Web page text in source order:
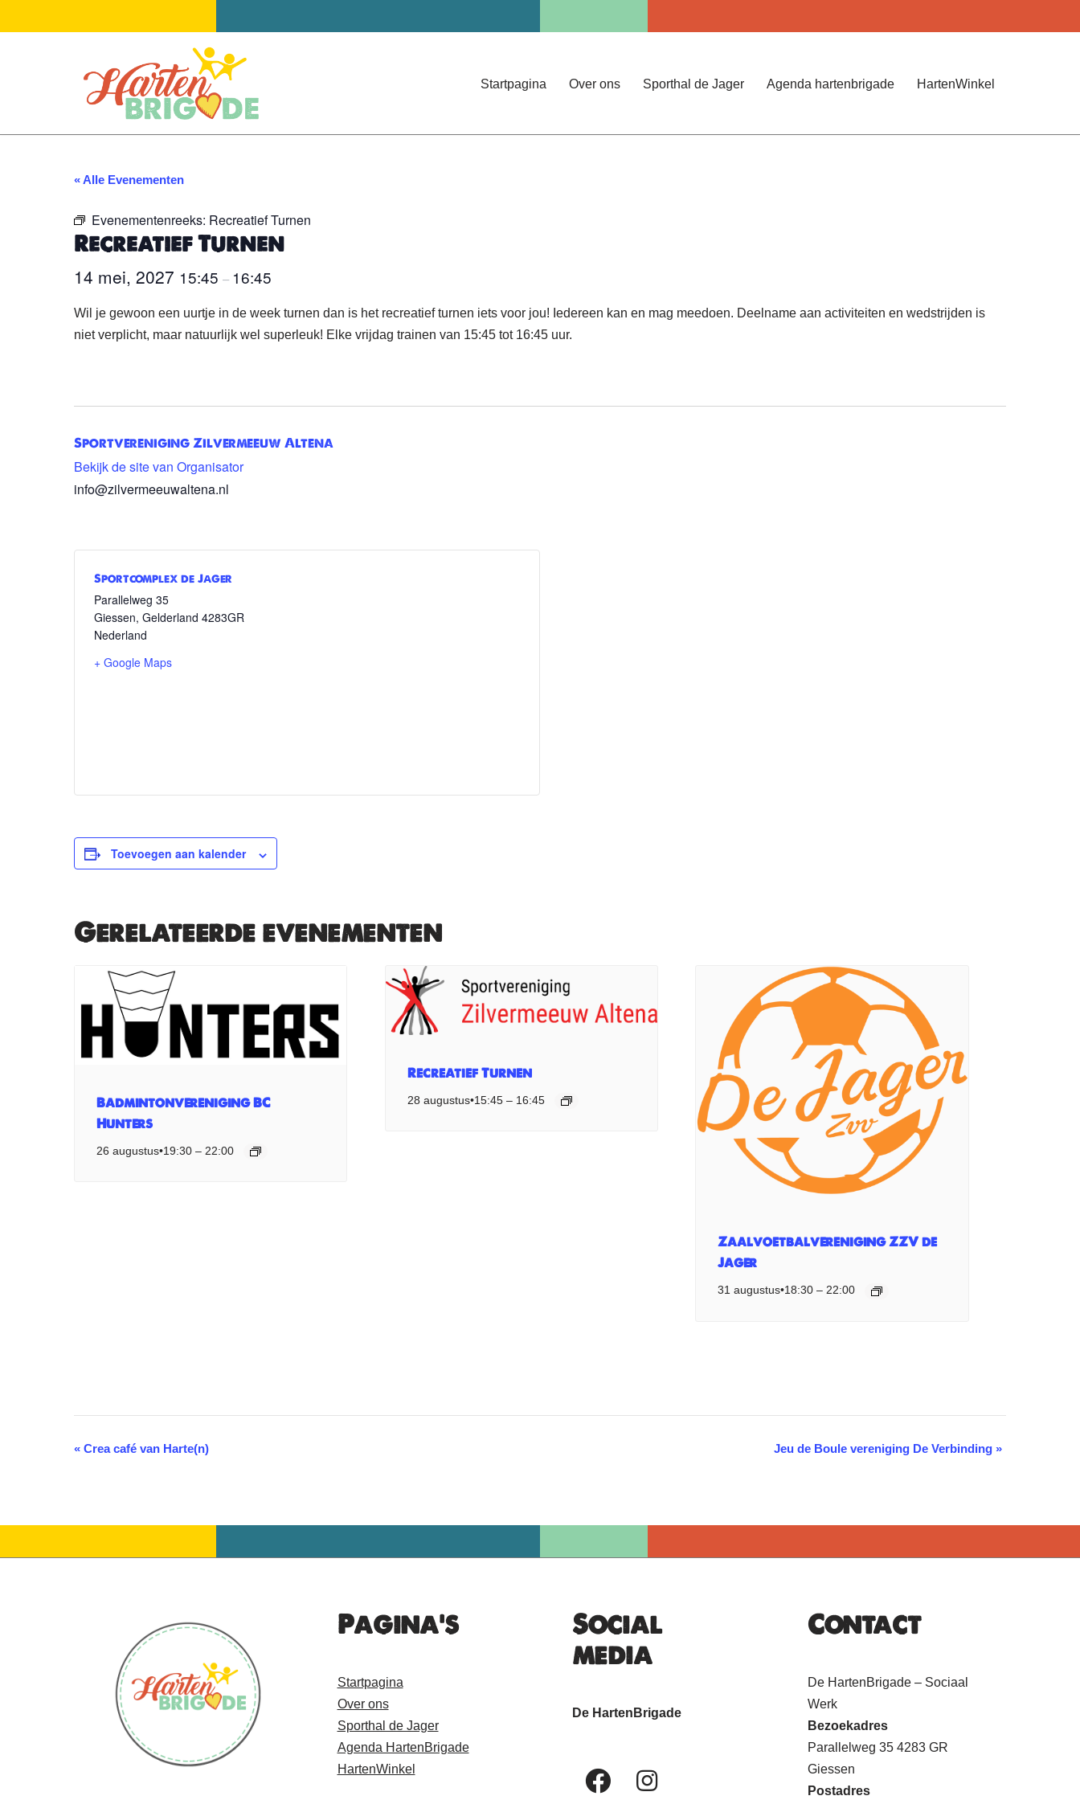
Startpagina Over ons Sporthal de Jager Agenda hartenbrigade HartenWinkel
« Alle Evenementen
Evenementenreeks: Recreatief Turnen
Recreatief Turnen
14 mei, 2027 15:45 – 16:45
Wil je gewoon een uurtje in de week turnen dan is het recreatief turnen iets voor jou! Iedereen kan en mag meedoen. Deelname aan activiteiten en wedstrijden is
niet verplicht, maar natuurlijk wel superleuk! Elke vrijdag trainen van 15:45 tot 16:45 uur.
Sportvereniging Zilvermeeuw Altena
Bekijk de site van Organisator
info@zilvermeeuwaltena.nl
Sportcomplex de Jager
Parallelweg 35
Giessen, Gelderland 4283GR
Nederland
+ Google Maps
Toevoegen aan kalender
Gerelateerde evenementen
Badmintonvereniging BC
Hunters
26 augustus•19:30 – 22:00
Recreatief Turnen
28 augustus•15:45– 16:45
Zaalvoetbalvereniging ZZV de
Jager
31 augustus•18:30 –22:00
Evenement
« Crea café van Harte(n) Jeu de Boule vereniging De Verbinding »
Pagina's
Startpagina
Over ons
Sporthal de Jager
Agenda HartenBrigade
HartenWinkel
Social
media
De HartenBrigade
Contact
De HartenBrigade – Sociaal
Werk
Bezoekadres
Parallelweg 35 4283 GR
Giessen
Postadres